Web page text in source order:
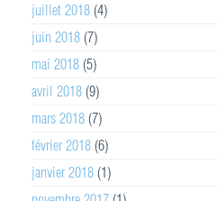
juillet 2018 (4)
juin 2018 (7)
mai 2018 (5)
avril 2018 (9)
mars 2018 (7)
février 2018 (6)
janvier 2018 (1)